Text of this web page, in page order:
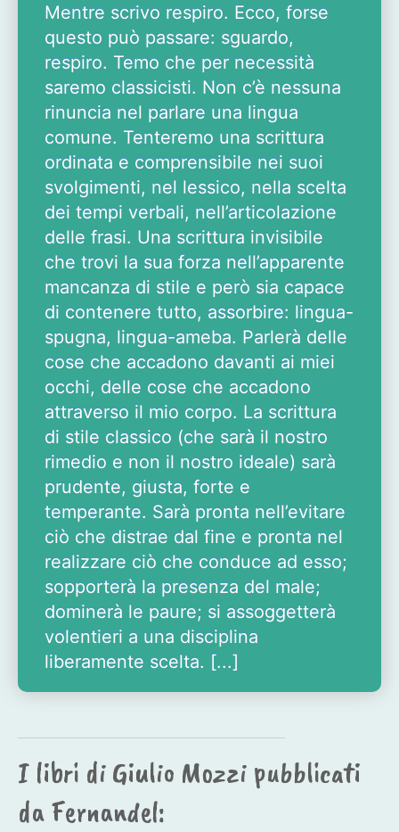
Mentre scrivo respiro. Ecco, forse
questo può passare: sguardo,
respiro. Temo che per necessità
saremo classicisti. Non c’è nessuna
rinuncia nel parlare una lingua
comune. Tenteremo una scrittura
ordinata e comprensibile nei suoi
svolgimenti, nel lessico, nella scelta
dei tempi verbali, nell’articolazione
delle frasi. Una scrittura invisibile
che trovi la sua forza nell’apparente
mancanza di stile e però sia capace
di contenere tutto, assorbire: lingua-
spugna, lingua-ameba. Parlerà delle
cose che accadono davanti ai miei
occhi, delle cose che accadono
attraverso il mio corpo. La scrittura
di stile classico (che sarà il nostro
rimedio e non il nostro ideale) sarà
prudente, giusta, forte e
temperante. Sarà pronta nell’evitare
ciò che distrae dal fine e pronta nel
realizzare ciò che conduce ad esso;
sopporterà la presenza del male;
dominerà le paure; si assoggetterà
volentieri a una disciplina
liberamente scelta. [...]
I libri di Giulio Mozzi pubblicati
da Fernandel: